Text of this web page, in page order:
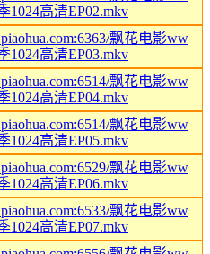
1024高清EP02.mkv
飘花电影ww
1024高清EP03.mkv
飘花电影ww
1024高清EP04.mkv
飘花电影ww
1024高清EP05.mkv
飘花电影ww
1024高清EP06.mkv
飘花电影ww
1024高清EP07.mkv